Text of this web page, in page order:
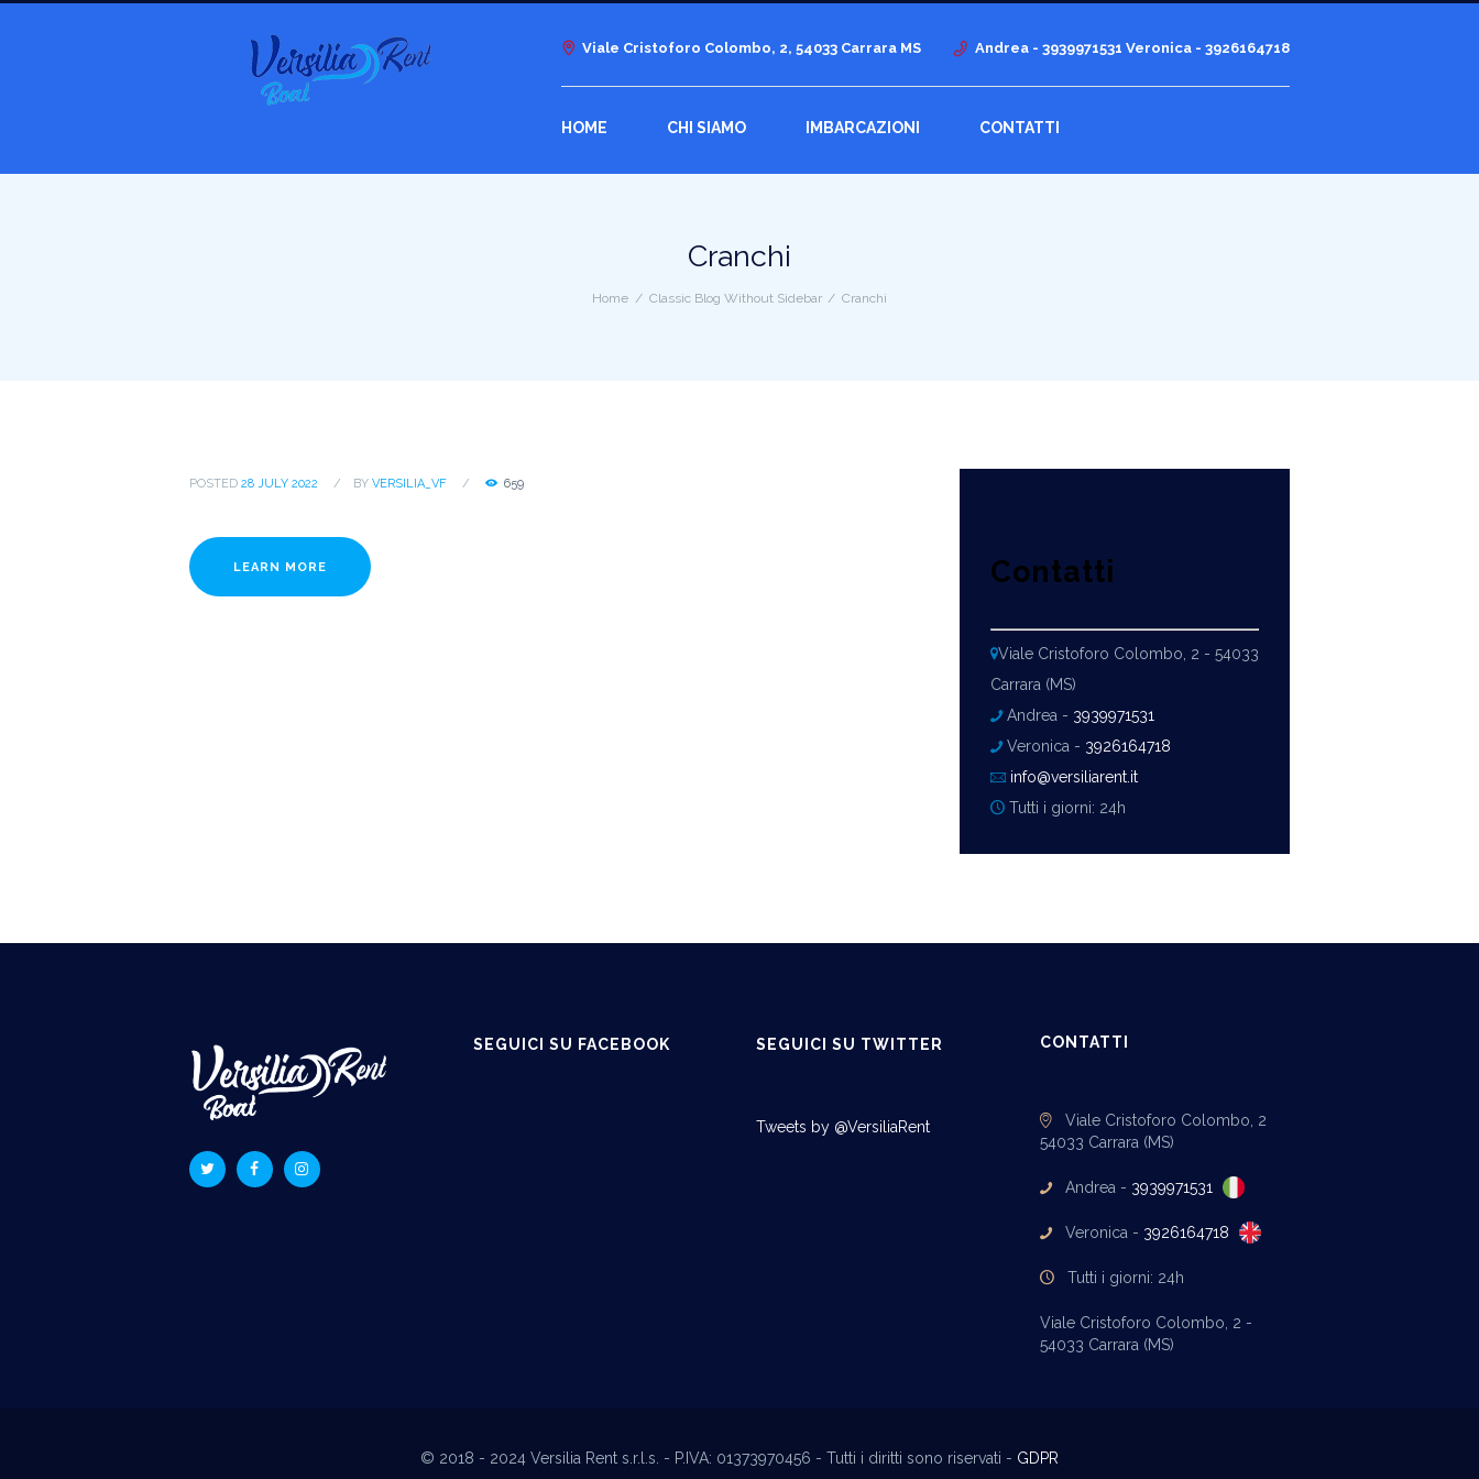
Viale Cristoforo Colombo, 2, 54033 Carrara MS Andrea - 3939971531 Veronica - 3926164718
HOME CHI SIAMO IMBARCAZIONI CONTATTI
Cranchi
Home Classic Blog Without Sidebar Cranchi
POSTED 28 JULY 2022 BY VERSILIA_VF 659
LEARN MORE Contatti
Viale Cristoforo Colombo, 2 - 54033
Carrara (MS)
Andrea - 3939971531
Veronica - 3926164718
info@versiliarent.it
Tutti i giorni: 24h
SEGUICI SU FACEBOOK SEGUICI SU TWITTER
Tweets by @VersiliaRent
CONTATTI
Viale Cristoforo Colombo, 2
54033 Carrara (MS)
Andrea - 3939971531
Veronica - 3926164718
Tutti i giorni: 24h
Viale Cristoforo Colombo, 2 -
54033 Carrara (MS)
© 2018 - 2024 Versilia Rent s.r.l.s. - P.IVA: 01373970456 - Tutti i diritti sono riservati - GDPR